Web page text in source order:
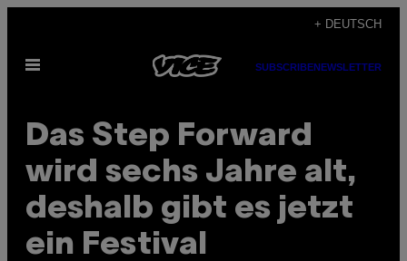
content
+ DEUTSCH
Open
SUBSCRIBENEWSLETTER
Das Step Forward
wird sechs Jahre alt,
deshalb gibt es jetzt
ein Festival